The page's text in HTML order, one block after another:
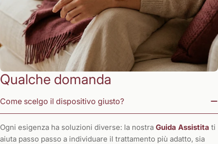
Qualche domanda
Come scelgo il dispositivo giusto?
Ogni esigenza ha soluzioni diverse: la nostra Guida Assistita ti
aiuta passo passo a individuare il trattamento più adatto, sia